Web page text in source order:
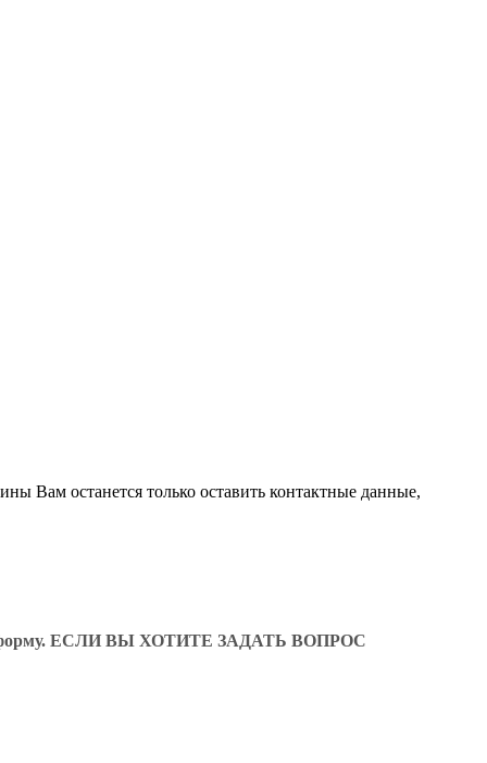
Вам останется только оставить контактные данные,
форму. ЕСЛИ ВЫ ХОТИТЕ ЗАДАТЬ ВОПРОС